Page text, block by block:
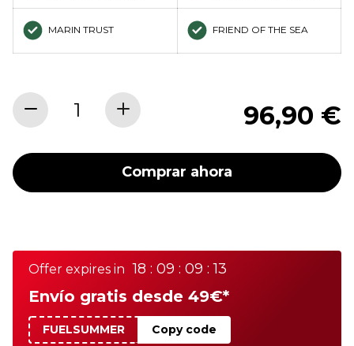
MARIN TRUST FRIEND OF THE SEA
96,90 €
Comprar ahora
Offer expires in 18 : 09 : 09 : 13
Envío gratis desde 49€*
FUELSUMMER Copy code